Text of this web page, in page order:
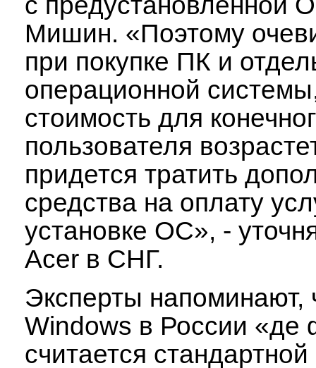
Мишин. «Поэтому
при покупке ПК и
операционной
стоимость для
пользователя
придется тратить
средства на оплату
установке ОС», -
Acer в СНГ.
Эксперты напоминают,
Windows в России «де
считается